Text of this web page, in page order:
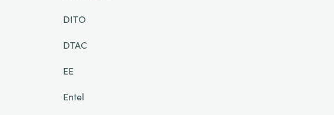
DITO
DTAC
EE
Entel